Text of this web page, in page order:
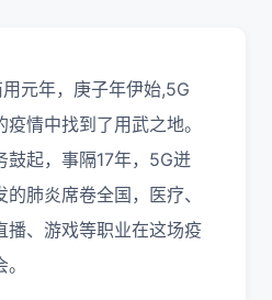
元年，庚子年伊始,5G
情中找到了用武之地。
鼓起，事隔17年，5G迸
肺炎席卷全国，医疗、
播、游戏等职业在这场疫